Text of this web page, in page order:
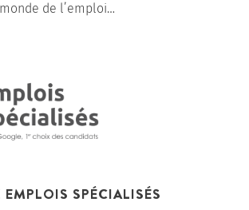
de l’emploi…
EMPLOIS SPÉCIALISÉS